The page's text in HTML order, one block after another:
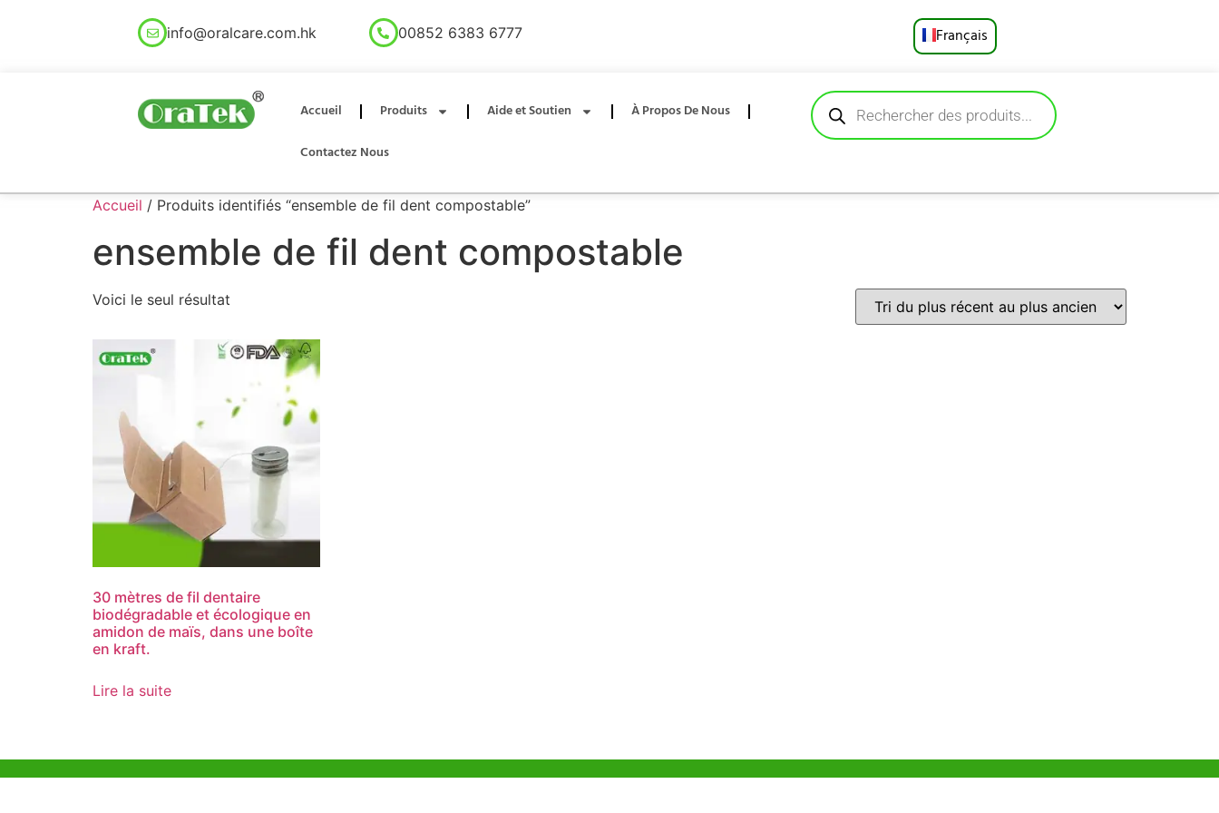
info@oralcare.com.hk 00852 6383 6777
Français
Русский
العربية
Accueil Produits Aide et Soutien
À Propos De Nous
Contactez Nous
Accueil / Produits identifiés “ensemble de fil dent compostable”
ensemble de fil dent compostable
Voici le seul résultat
30 mètres de fil dentaire
biodégradable et écologique en
amidon de maïs, dans une boîte
en kraft.
Lire la suite